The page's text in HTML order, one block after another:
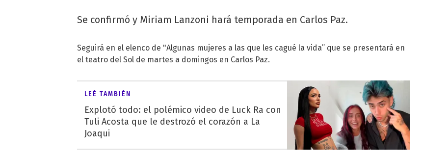
Se confirmó y Miriam Lanzoni hará temporada en Carlos Paz.
Seguirá en el elenco de "Algunas mujeres a las que les cagué la vida” que se presentará en
el teatro del Sol de martes a domingos en Carlos Paz.
LEÉ TAMBIÉN
Explotó todo: el polémico video de Luck Ra con
Tuli Acosta que le destrozó el corazón a La
Joaqui